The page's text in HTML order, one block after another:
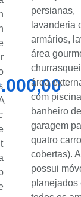
h
persianas,
lavanderia
armários,
área
área
com
banheiro
garagem
quatro
cobertas).
possui
planejados